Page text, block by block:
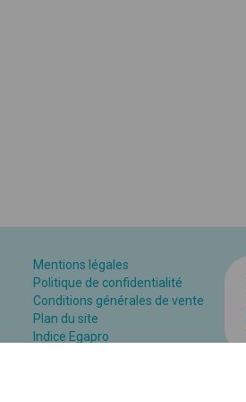
Mentions légales
Politique de confidentialité
Conditions générales de vente
Plan du site
Indice Egapro